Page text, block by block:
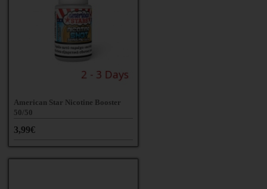
American Star Nicotine Booster
50/50
3,99€